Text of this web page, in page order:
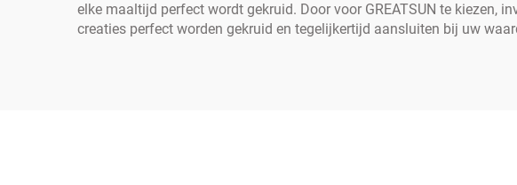
elke maaltijd perfect wordt gekruid. Door voor GREATSUN te
creaties perfect worden gekruid en tegelijkertijd aansluiten bij uw